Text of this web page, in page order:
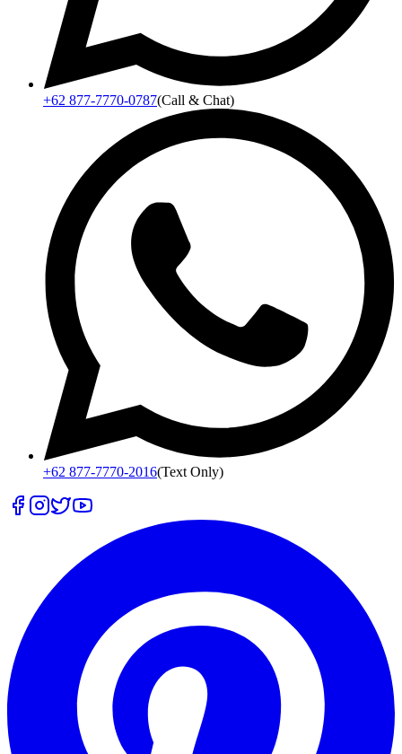
+62 877-7770-0787(Call & Chat)
+62 877-7770-2016(Text Only)